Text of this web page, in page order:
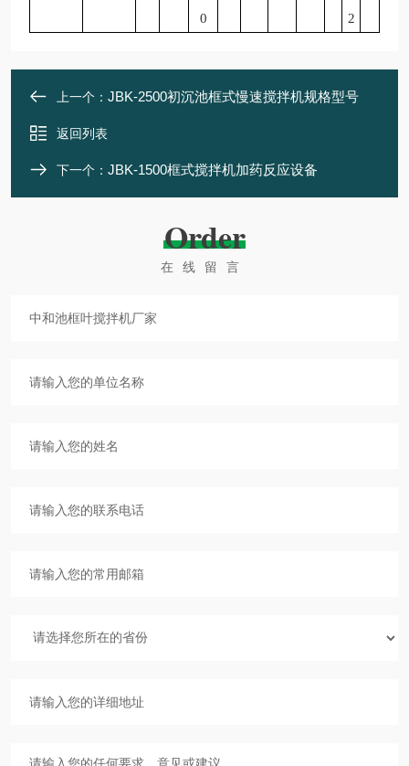
0
2
上一个： JBK-2500初沉池框式慢速搅拌机规格型号
返回列表
下一个： JBK-1500框式搅拌机加药反应设备
Order
在线留言